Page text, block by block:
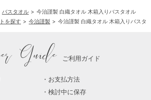
バスタオル
今治謹製 白織タオル 木箱入りバスタオル
を探す 今治謹製 今治謹製 白織タオル 木箱入りバスタ
Guide ご利用ガイド
お支払方法
検討中に保存